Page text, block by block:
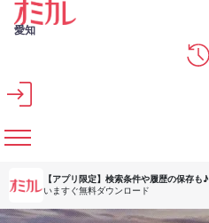
メインコンテンツへスキップ
愛知
【アプリ限定】 検索条件や履歴の保存も♪
いますぐ無料ダウンロード